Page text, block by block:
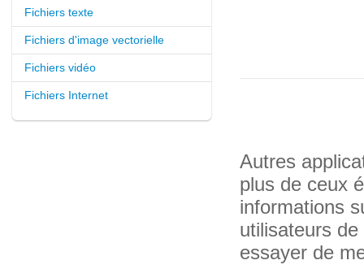
Fichiers texte
Fichiers d'image vectorielle
Fichiers vidéo
Fichiers Internet
Autres
plus de ceux
informations
utilisateurs
essayer de